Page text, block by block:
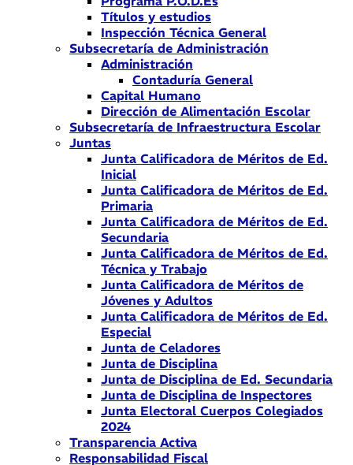
Títulos y estudios
Inspección Técnica General
Subsecretaría de Administración
Administración
Contaduría General
Capital Humano
Dirección de Alimentación Escolar
Subsecretaría de Infraestructura Escolar
Juntas
Junta Calificadora de Méritos de Ed.
Inicial
Junta Calificadora de Méritos de Ed.
Primaria
Junta Calificadora de Méritos de Ed.
Secundaria
Junta Calificadora de Méritos de Ed.
Técnica y Trabajo
Junta Calificadora de Méritos de
Jóvenes y Adultos
Junta Calificadora de Méritos de Ed.
Especial
Junta de Celadores
Junta de Disciplina
Junta de Disciplina de Ed. Secundaria
Junta de Disciplina de Inspectores
Junta Electoral Cuerpos Colegiados
2024
Transparencia Activa
Responsabilidad Fiscal